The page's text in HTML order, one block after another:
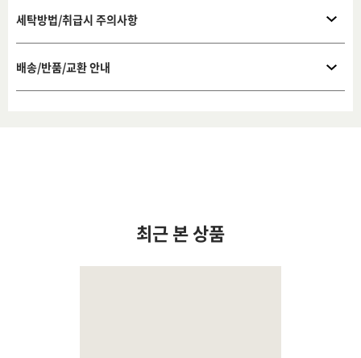
세탁방법/취급시 주의사항
배송/반품/교환 안내
최근 본 상품